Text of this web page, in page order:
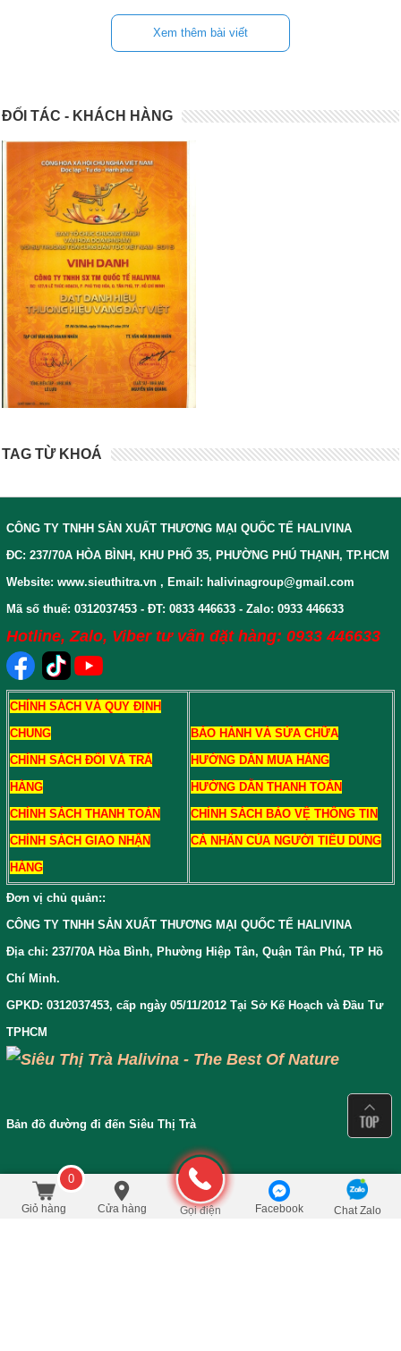
50.000 35.000đ Đặt mua
Xem thêm bài viết
ĐỐI TÁC - KHÁCH HÀNG
TAG TỪ KHOÁ
CÔNG TY TNHH SẢN XUẤT THƯƠNG MẠI QUỐC TẾ HALIVINA
ĐC: 237/70A HÒA BÌNH, KHU PHỐ 35, PHƯỜNG PHÚ THẠNH, TP.HCM
Website: www.sieuthitra.vn , Email: halivinagroup@gmail.com
Mã số thuế: 0312037453 - ĐT: 0833 446633 - Zalo: 0933 446633
Hotline, Zalo, Viber tư vấn đặt hàng: 0933 446633
CHÍNH SÁCH VÀ QUY ĐỊNH
CHUNG
CHÍNH SÁCH ĐỔI VÀ TRẢ
HÀNG
CHÍNH SÁCH THANH TOÁN
CHÍNH SÁCH GIAO NHẬN
HÀNG
BẢO HÀNH VÀ SỬA CHỮA
HƯỚNG DẪN MUA HÀNG
HƯỚNG DẪN THANH TOÁN
CHÍNH SÁCH BẢO VỆ THÔNG TIN
CÁ NHÂN CỦA NGƯỜI TIÊU DÙNG
Đơn vị chủ quản::
CÔNG TY TNHH SẢN XUẤT THƯƠNG MẠI QUỐC TẾ HALIVINA
Địa chỉ: 237/70A Hòa Bình, Phường Hiệp Tân, Quận Tân Phú, TP Hồ
Chí Minh.
GPKD: 0312037453, cấp ngày 05/11/2012 Tại Sở Kế Hoạch và Đầu Tư
TPHCM
Bản đồ đường đi đến Siêu Thị Trà
0
Giỏ hàng Cửa hàng Gọi điện Facebook Chat Zalo